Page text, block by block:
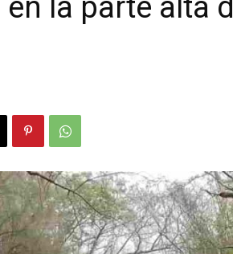
la parte alta